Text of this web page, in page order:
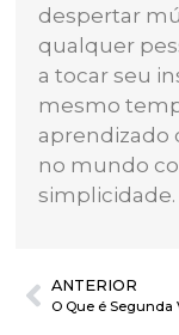
despertar
qualquer
a tocar seu
mesmo
aprendizado
no mundo
simplicidade.
ANTERIOR